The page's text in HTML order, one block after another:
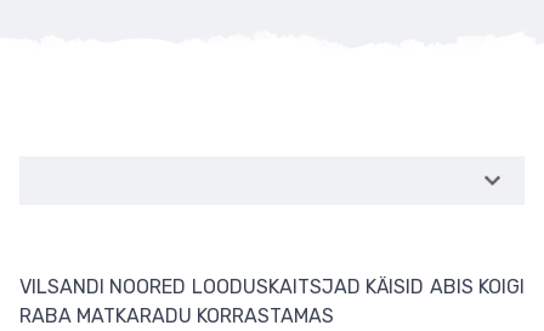
VILSANDI NOORED LOODUSKAITSJAD KÄISID ABIS KOIGI
RABA MATKARADU KORRASTAMAS